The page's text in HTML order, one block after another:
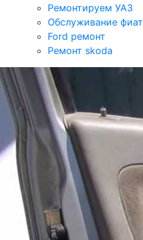
Ремонтируем УАЗ
Обслуживание фиат
Ford ремонт
Ремонт skoda